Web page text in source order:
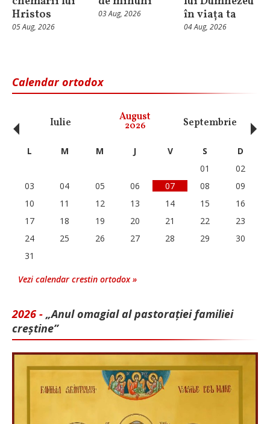
Hristos
05 Aug, 2026
03 Aug, 2026
în viața ta
04 Aug, 2026
Calendar ortodox
Iulie August
2026 Septembrie
‹ L M M J V S
D
01
02
03
04 05 06 07 08
09
10
11 12 13 14 15
16
17
18 19 20 21 22
23
24
25 26 27 28 29
30
31
Vezi calendar crestin ortodox »
2026 - „Anul omagial al pastorației familiei
creștine”